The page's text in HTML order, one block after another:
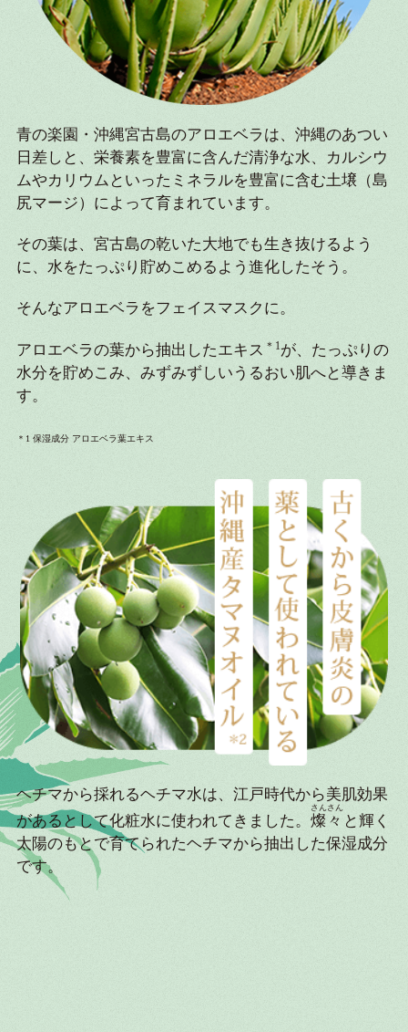
青の楽園・沖縄宮古島のアロエベラは、沖縄のあつい
日差しと、栄養素を豊富に含んだ清浄な水、カルシウ
ムやカリウムといったミネラルを豊富に含む土壌（島
尻マージ）によって育まれています。
その葉は、宮古島の乾いた大地でも生き抜けるよう
に、水をたっぷり貯めこめるよう進化したそう。
そんなアロエベラをフェイスマスクに。
アロエベラの葉から抽出したエキス ＊1が、たっぷりの
水分を貯めこみ、みずみずしいうるおい肌へと導きま
す。
＊1 保湿成分 アロエベラ葉エキス
ヘチマから採れるヘチマ水は、江戸時代から美肌効果
があるとして化粧水に使われてきました。 燦々
さんさん
と輝く
太陽のもとで育てられたヘチマから抽出した保湿成分
です。